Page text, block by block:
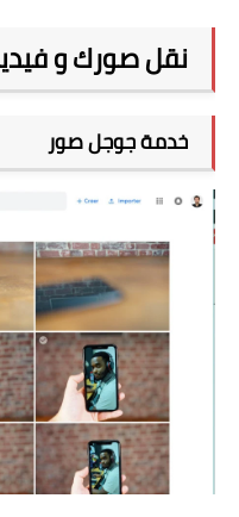
نقل صورك و
خدمة جوجل صور